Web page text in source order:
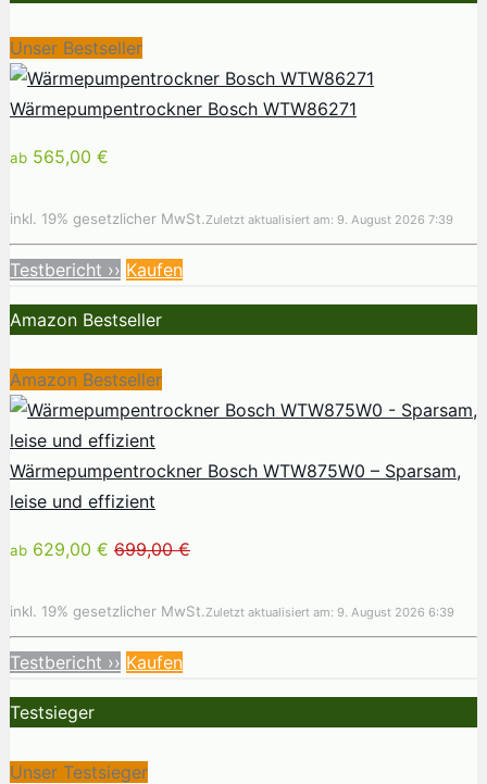
Unser Bestseller
Wärmepumpentrockner Bosch WTW86271
ab 565,00 €
inkl. 19% gesetzlicher MwSt.Zuletzt aktualisiert am: 9. August 2026 7:39
Testbericht ›› Kaufen
Amazon Bestseller
Amazon Bestseller
Wärmepumpentrockner Bosch WTW875W0 – Sparsam,
leise und effizient
ab 629,00 € 699,00 €
inkl. 19% gesetzlicher MwSt.Zuletzt aktualisiert am: 9. August 2026 6:39
Testbericht ›› Kaufen
Testsieger
Unser Testsieger